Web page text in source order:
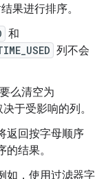
果进行排序。
和
列不会
么清空为
于受影响的列。
返回按字母顺序
的结果。
如，使用过滤器字